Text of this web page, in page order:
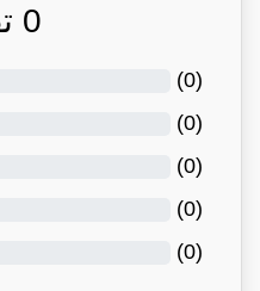
0
(
0
)
(
0
)
(
0
)
(
0
)
(
0
)